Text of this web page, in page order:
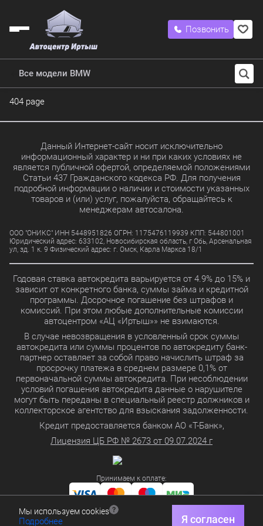
Позвонить
Все модели BMW
404 page
Данный Интернет-сайт носит исключительно
информационный характер и ни при каких условиях не
является публичной офертой, определяемой положениями
Статьи 437 Гражданского кодекса РФ. Для получения
подробной информации о наличии и стоимости указанных
товаров и (или) услуг, пожалуйста, обращайтесь к
менеджерам автосалона.
ООО "ОНИКС" ИНН 5448951826 ОГРН: 1175476119939 КПП: 544801001
Юридический адрес: 633102, Новосибирская область, г Обь, Арсенальная
ул, зд. 1 к. 9 Физический адрес: г. Омск, Карла Маркса 18/1
Годовая ставка автокредита варьируется от 4.9% до 15% и
зависит от конкретного банка, суммы займа и кредитной
программы. Досрочное погашение без штрафов и
комиссий. При этом любые дополнительные комиссии
автоцентром «АЦ «Иртыш»» не взимаются.
В случае невозвращения в условленный срок суммы
автокредита или суммы процентов по автокредиту банк-
партнер оставляет за собой право начислить штраф за
просрочку платежа в среднем размере 0,1% от
первоначальной суммы автокредита. При несоблюдении
условий погашения автокредита данные о нарушителе
могут быть переданы в специальный реестр должников и
коллекторское агентство для взыскания задолженности.
Кредит предоставляется банком АО «Т-Банк»,
Лицензия ЦБ РФ № 2673 от 09.07.2024 г
Принимаем к оплате:
Политика в отношении обработки персональных данных
Мы используем cookies
Подробнее Я согласен